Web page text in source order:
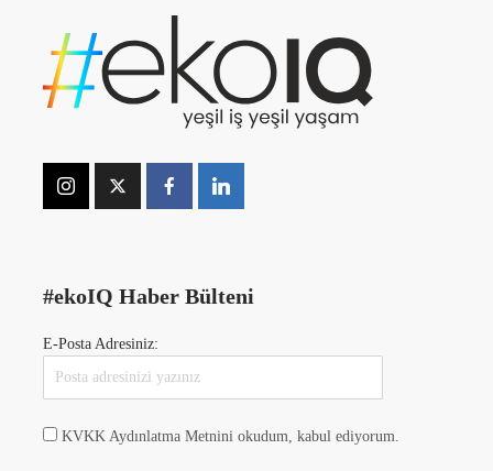
#ekoIQ Haber Bülteni
E-Posta Adresiniz:
KVKK Aydınlatma Metnini okudum, kabul ediyorum.